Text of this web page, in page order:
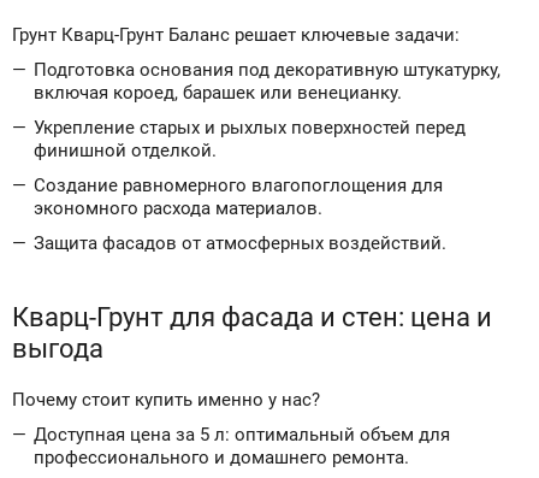
Грунт Кварц-Грунт Баланс решает ключевые задачи:
Подготовка основания под декоративную штукатурку,
включая короед, барашек или венецианку.
Укрепление старых и рыхлых поверхностей перед
финишной отделкой.
Создание равномерного влагопоглощения для
экономного расхода материалов.
Защита фасадов от атмосферных воздействий.
Кварц-Грунт для фасада и стен: цена и
выгода
Почему стоит купить именно у нас?
Доступная цена за 5 л: оптимальный объем для
профессионального и домашнего ремонта.